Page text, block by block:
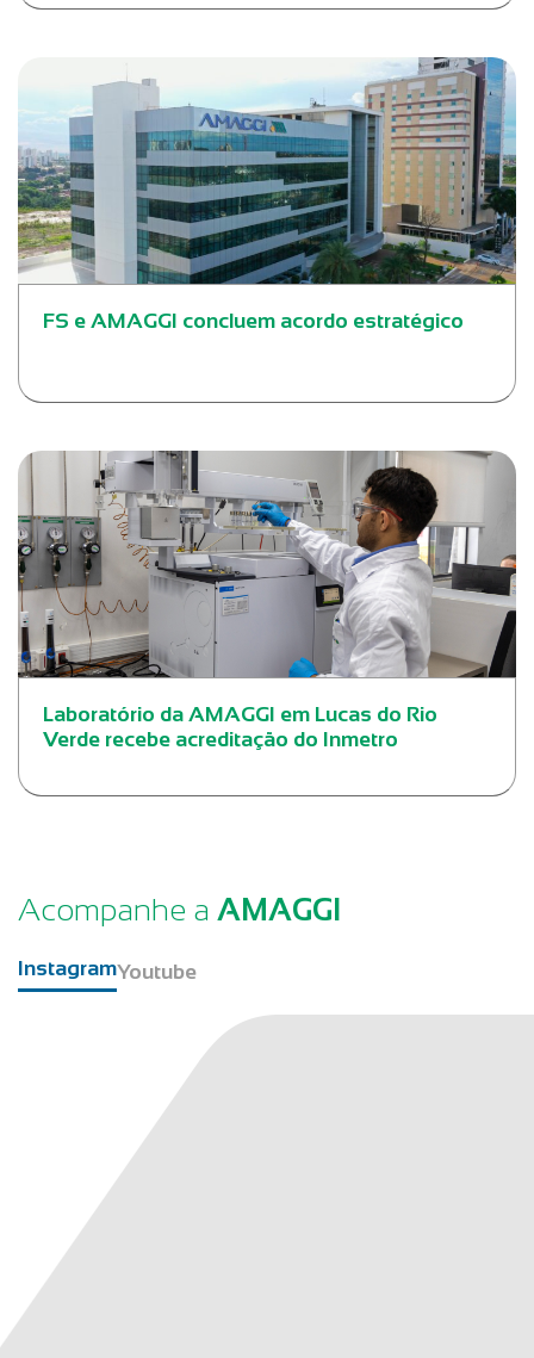
FS e AMAGGI concluem acordo estratégico
Laboratório da AMAGGI em Lucas do Rio
Verde recebe acreditação do Inmetro
Acompanhe a AMAGGI
InstagramYoutube